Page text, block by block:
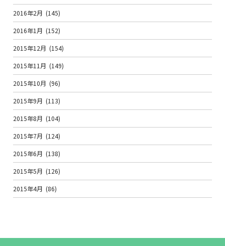
2016年2月 (145)
2016年1月 (152)
2015年12月 (154)
2015年11月 (149)
2015年10月 (96)
2015年9月 (113)
2015年8月 (104)
2015年7月 (124)
2015年6月 (138)
2015年5月 (126)
2015年4月 (86)